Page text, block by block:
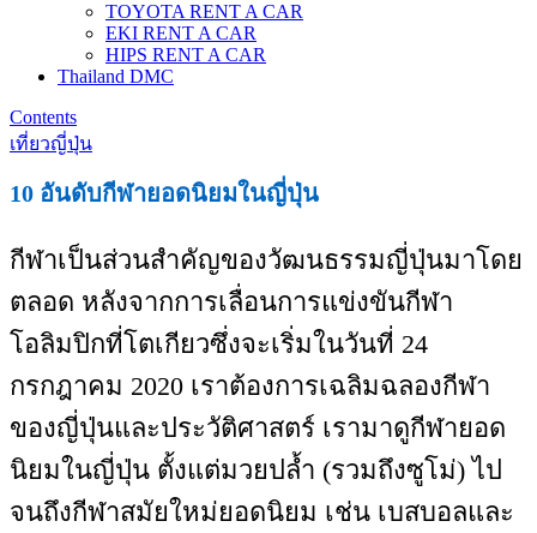
TOYOTA RENT A CAR
EKI RENT A CAR
HIPS RENT A CAR
Thailand DMC
Contents
เที่ยวญี่ปุ่น
10 อันดับกีฬายอดนิยมในญี่ปุ่น
กีฬาเป็นส่วนสำคัญของวัฒนธรรมญี่ปุ่นมาโดย
ตลอด หลังจากการเลื่อนการแข่งขันกีฬา
โอลิมปิกที่โตเกียวซึ่งจะเริ่มในวันที่ 24
กรกฎาคม 2020 เราต้องการเฉลิมฉลองกีฬา
ของญี่ปุ่นและประวัติศาสตร์ เรามาดูกีฬายอด
นิยมในญี่ปุ่น ตั้งแต่มวยปล้ำ (รวมถึงซูโม่) ไป
จนถึงกีฬาสมัยใหม่ยอดนิยม เช่น เบสบอลและ